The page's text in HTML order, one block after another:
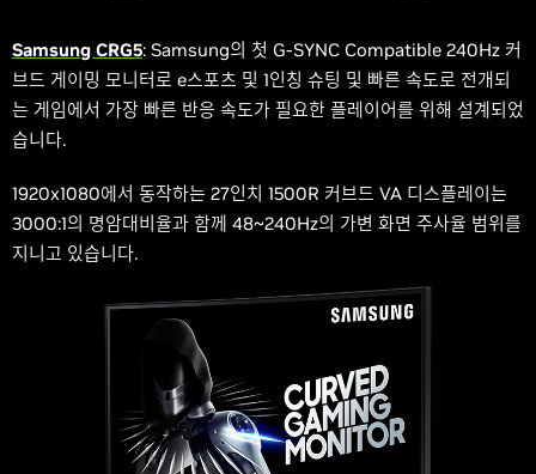
Samsung CRG5: Samsung의 첫 G-SYNC Compatible 240Hz 커
브드 게이밍 모니터로 e스포츠 및 1인칭 슈팅 및 빠른 속도로 전개되
는 게임에서 가장 빠른 반응 속도가 필요한 플레이어를 위해 설계되었
습니다.
1920x1080에서 동작하는 27인치 1500R 커브드 VA 디스플레이는
3000:1의 명암대비율과 함께 48~240Hz의 가변 화면 주사율 범위를
지니고 있습니다.